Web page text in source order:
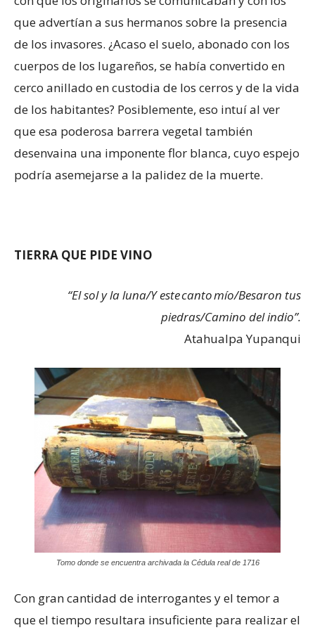
que advertían a sus hermanos sobre la presencia
de los invasores. ¿Acaso el suelo, abonado con los
cuerpos de los lugareños, se había convertido en
cerco anillado en custodia de los cerros y de la vida
de los habitantes? Posiblemente, eso intuí al ver
que esa poderosa barrera vegetal también
desenvaina una imponente flor blanca, cuyo espejo
podría asemejarse a la palidez de la muerte.
TIERRA QUE PIDE VINO
“El sol y la luna/Y este canto mío/Besaron tus
piedras/Camino del indio”.
Atahualpa Yupanqui
Tomo donde se encuentra archivada la Cédula real de 1716
Con gran cantidad de interrogantes y el temor a
que el tiempo resultara insuficiente para realizar el